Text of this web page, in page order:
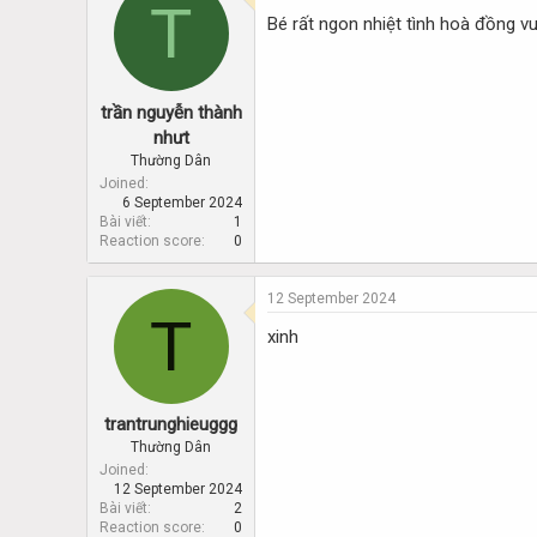
t
a
T
trần nguyễn thành
nhưt
Thường Dân
Joined
6 September 2024
Bài viết
1
Reaction score
0
Bé rất ngon nhiệt tình hoà đồng
T
trantrunghieuggg
Thường Dân
Joined
12 September 2024
Bài viết
2
Reaction score
0
12 September 2024
xinh